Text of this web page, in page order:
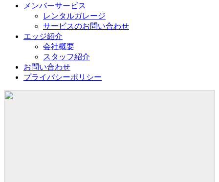
メンバーサービス
レンタルガレージ
サービスのお問い合わせ
エッジ紹介
会社概要
スタッフ紹介
お問い合わせ
プライバシーポリシー